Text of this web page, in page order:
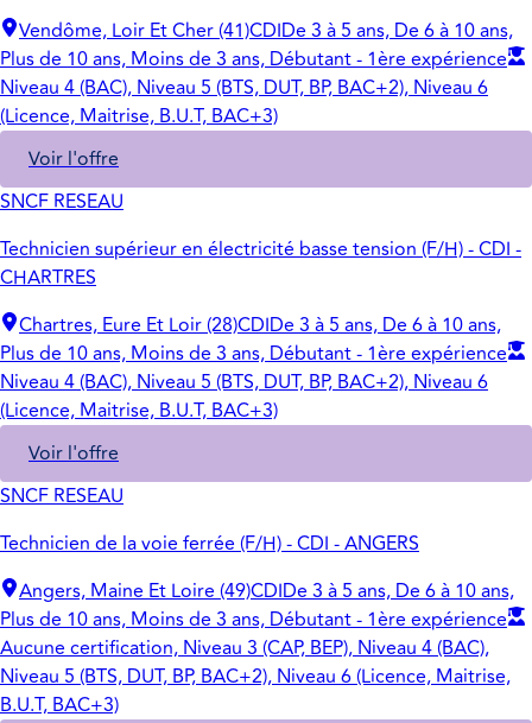
Vendôme, Loir Et Cher (41)CDIDe 3 à 5 ans, De 6 à 10 ans,
Plus de 10 ans, Moins de 3 ans, Débutant - 1ère expérience
Niveau 4 (BAC), Niveau 5 (BTS, DUT, BP, BAC+2), Niveau 6
(Licence, Maitrise, B.U.T, BAC+3)
Voir l'offre
SNCF RESEAU
Technicien supérieur en électricité basse tension (F/H) - CDI -
CHARTRES
Chartres, Eure Et Loir (28)CDIDe 3 à 5 ans, De 6 à 10 ans,
Plus de 10 ans, Moins de 3 ans, Débutant - 1ère expérience
Niveau 4 (BAC), Niveau 5 (BTS, DUT, BP, BAC+2), Niveau 6
(Licence, Maitrise, B.U.T, BAC+3)
Voir l'offre
SNCF RESEAU
Technicien de la voie ferrée (F/H) - CDI - ANGERS
Angers, Maine Et Loire (49)CDIDe 3 à 5 ans, De 6 à 10 ans,
Plus de 10 ans, Moins de 3 ans, Débutant - 1ère expérience
Aucune certification, Niveau 3 (CAP, BEP), Niveau 4 (BAC),
Niveau 5 (BTS, DUT, BP, BAC+2), Niveau 6 (Licence, Maitrise,
B.U.T, BAC+3)